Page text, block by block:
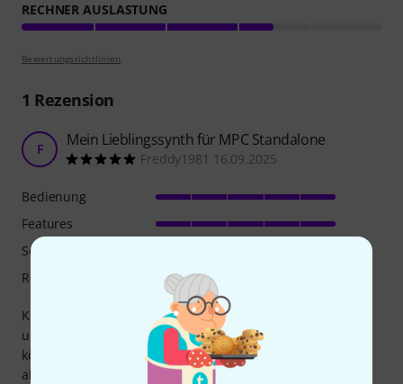
RECHNER AUSLASTUNG
Bewertungsrichtlinien
1 Rezension
F Mein Lieblingssynth für MPC Standalone
Freddy1981 16.09.2025
Kurz und knapp: coole Presets, keine Ladezeiten, klingt gut
und hat 4 Stimmen, die alle komplett eingestellt werden
können. Kostet bei Akai oder Air 149€, gab es bei Thomann
als VST/MPC Kombo mit satten 75% Rabatt. Da musste ich
Bedienung
Features
Sound/Qualität
Rechner Auslastung